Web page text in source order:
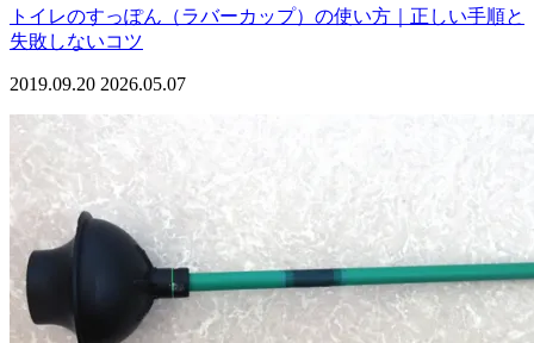
トイレのすっぽん（ラバーカップ）の使い方｜正しい手順と
失敗しないコツ
2019.09.20 2026.05.07